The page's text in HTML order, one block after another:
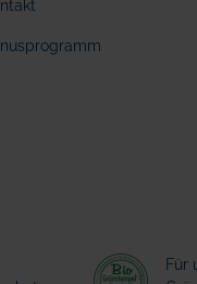
Für